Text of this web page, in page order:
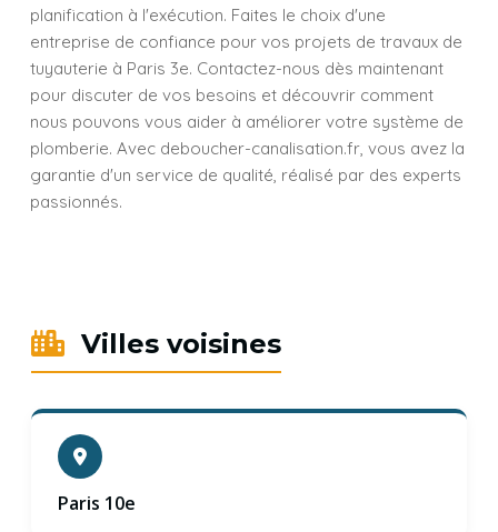
planification à l'exécution. Faites le choix d'une
entreprise de confiance pour vos projets de travaux de
tuyauterie à Paris 3e. Contactez-nous dès maintenant
pour discuter de vos besoins et découvrir comment
nous pouvons vous aider à améliorer votre système de
plomberie. Avec deboucher-canalisation.fr, vous avez la
garantie d'un service de qualité, réalisé par des experts
passionnés.
Villes voisines
Paris 10e